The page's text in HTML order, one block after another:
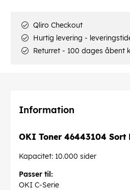
Qliro Checkout
Hurtig levering -
Returret - 100 dages åbent
Information
OKI Toner 46443104 Sort
Kapacitet: 10.000 sider
Passer til:
OKI C-Serie